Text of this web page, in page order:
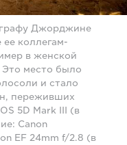
Джорджине
ее коллегам-
в женской
место было
и стало
переживших
5D Mark III (в
Canon
EF 24mm f/2.8 (в